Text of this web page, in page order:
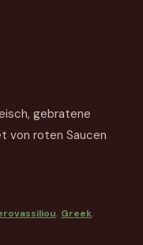
gebratene
von roten Saucen
, Greek,